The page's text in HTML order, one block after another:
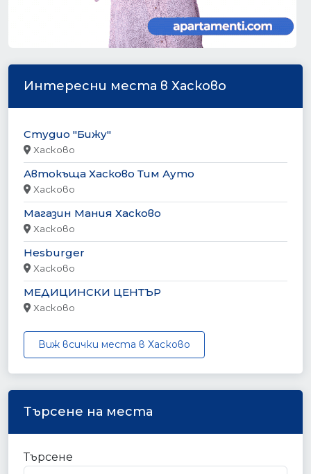
Интересни места в Хасково
Студио "Бижу"
Хасково
Автокъща Хасково Тим Ауто
Хасково
Магазин Мания Хасково
Хасково
Hesburger
Хасково
МЕДИЦИНСКИ ЦЕНТЪР
Хасково
Виж всички места в Хасково
Търсене на места
Търсене